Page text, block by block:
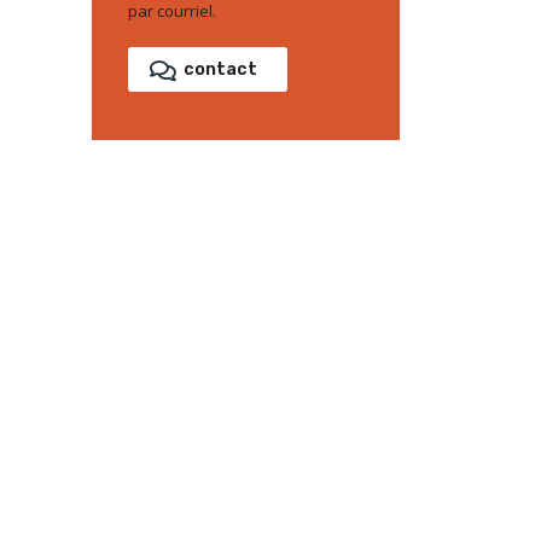
par courriel.
contact